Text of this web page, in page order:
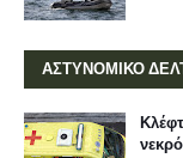
ΑΣΤΥΝΟΜΙΚΟ